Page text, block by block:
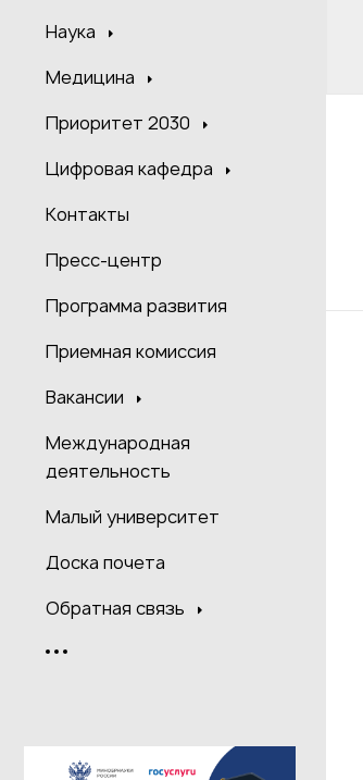
Наука
Медицина
Приоритет 2030
Цифровая кафедра
Контакты
Пресс-центр
Программа развития
Приемная комиссия
Вакансии
Международная
деятельность
Малый университет
Доска почета
Обратная связь